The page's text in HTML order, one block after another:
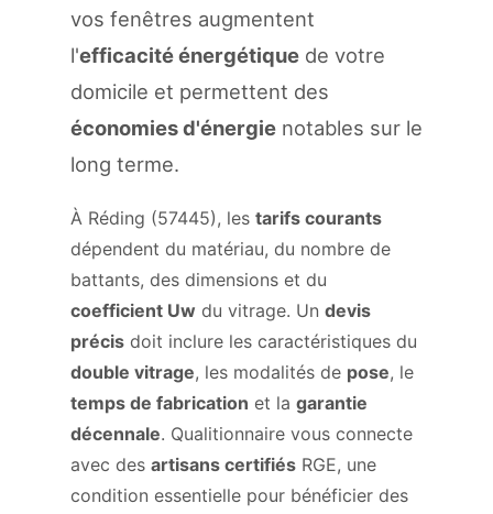
vos fenêtres augmentent
l'efficacité énergétique de votre
domicile et permettent des
économies d'énergie notables sur le
long terme.
À Réding (57445), les tarifs courants
dépendent du matériau, du nombre de
battants, des dimensions et du
coefficient Uw du vitrage. Un devis
précis doit inclure les caractéristiques du
double vitrage, les modalités de pose, le
temps de fabrication et la garantie
décennale. Qualitionnaire vous connecte
avec des artisans certifiés RGE, une
condition essentielle pour bénéficier des